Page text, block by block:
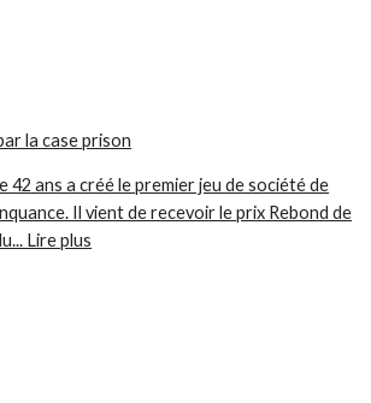
la case prison
42 ans a créé le premier jeu de société de
Il vient de recevoir le prix Rebond de
Lire plus